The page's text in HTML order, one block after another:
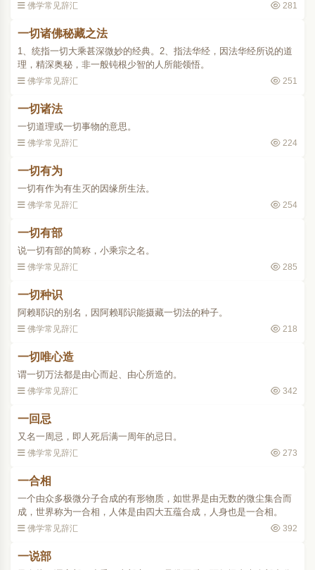
佛学常见辞汇 281
一切诸佛秘藏之法
1、统指一切大乘甚深微妙的经典。2、指法华经，因法华经所说的道
理，精深奥秘，非一般钝根少智的人所能领悟。
佛学常见辞汇 251
一切诸法
一切道理或一切事物的意思。
佛学常见辞汇 224
一切有为
一切有作为有生灭的因缘所生法。
佛学常见辞汇 254
一切有部
说一切有部的简称，小乘宗之名。
佛学常见辞汇 285
一切种识
阿赖耶识的别名，因阿赖耶识能摄藏一切法的种子。
佛学常见辞汇 218
一切唯心造
谓一切万法都是由心而起、由心所造的。
佛学常见辞汇 342
一回忌
又名一周忌，即人死后满一周年的忌日。
佛学常见辞汇 273
一合相
一个由众多极微分子合成的有形物质，如世界是由无数的微尘集合而
成，世界称为一合相，人体是由四大五蕴合成，人身也是一合相。
佛学常见辞汇 392
一说部